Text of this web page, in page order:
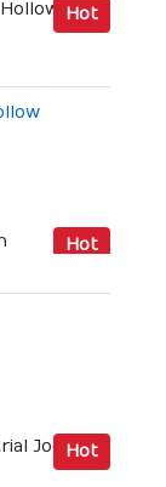
Hot
Hot
Hot